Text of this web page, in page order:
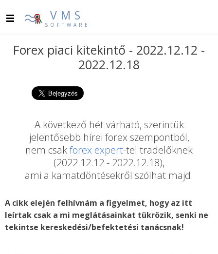
VMS
SOFTWARE
Forex piaci kitekintő - 2022.12.12 -
2022.12.18
A következő hét várható, szerintük
jelentősebb hírei forex szempontból,
nem csakforex expert-tel tradelőknek
(2022.12.12 - 2022.12.18),
ami a kamatdöntésekről szólhat majd.
A cikk elején felhívnám a figyelmet, hogy az itt
leírtak csak a mi meglátásainkat tükrözik, senki ne
tekintse kereskedési/befektetési tanácsnak!